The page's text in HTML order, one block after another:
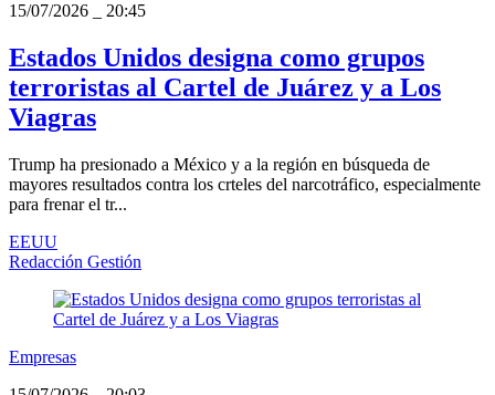
15/07/2026
20:45
Estados Unidos designa como grupos
terroristas al Cartel de Juárez y a Los
Viagras
Trump ha presionado a México y a la región en búsqueda de
mayores resultados contra los crteles del narcotráfico, especialmente
para frenar el tr...
EEUU
Redacción Gestión
Empresas